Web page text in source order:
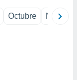
Octubre